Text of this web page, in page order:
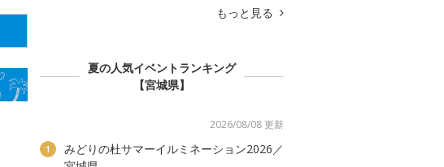
もっと見る
夏の人気イベントランキング
【宮城県】
2026/08/08 更新
1
みどりの杜サマーイルミネーション2026／